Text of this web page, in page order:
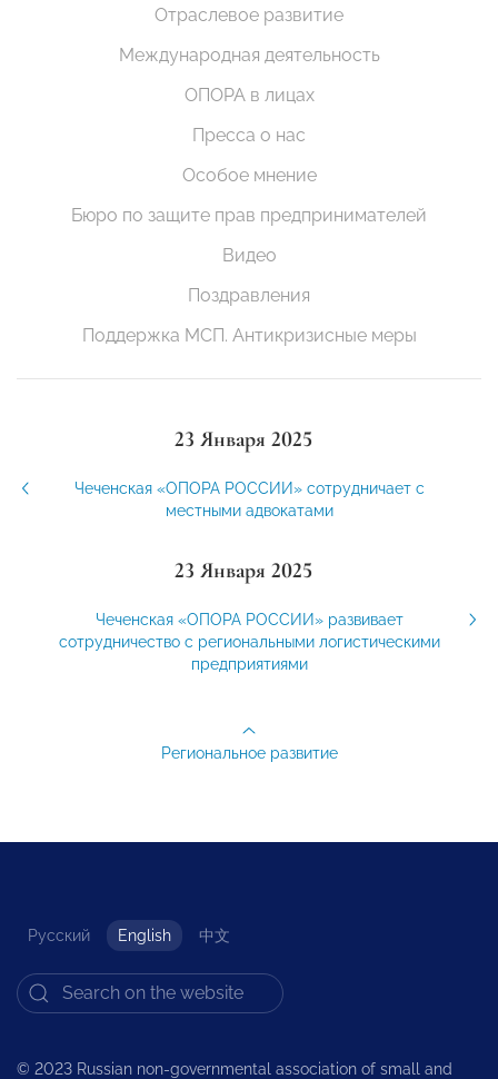
Отраслевое развитие
Международная деятельность
ОПОРА в лицах
Пресса о нас
Особое мнение
Бюро по защите прав предпринимателей
Видео
Поздравления
Поддержка МСП. Антикризисные меры
23 Января 2025
Чеченская «ОПОРА РОССИИ» сотрудничает с
местными адвокатами
23 Января 2025
Чеченская «ОПОРА РОССИИ» развивает
сотрудничество с региональными логистическими
предприятиями
Региональное развитие
Русский English 中文
© 2023 Russian non-governmental association of small and